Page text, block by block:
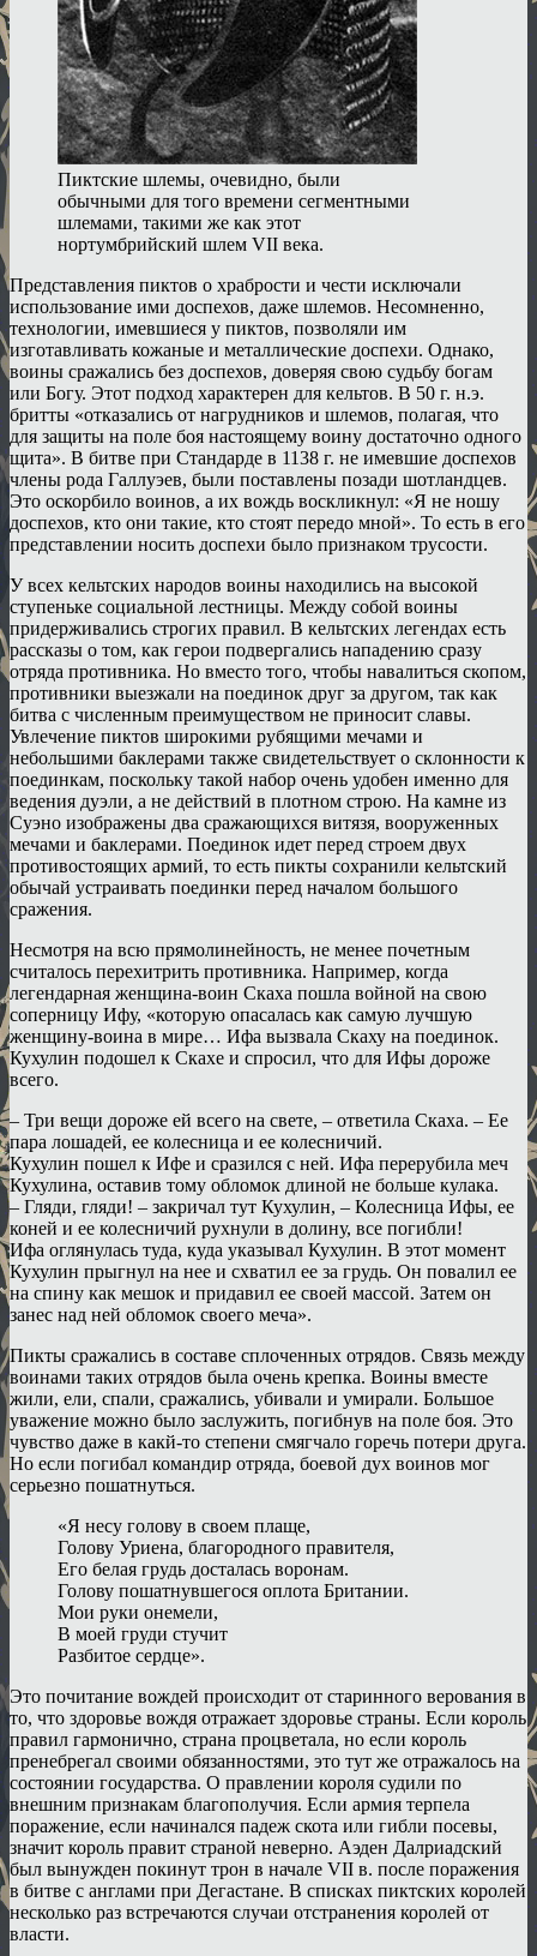
Пиктские шлемы, очевидно, были
обычными для того времени сегментными
шлемами, такими же как этот
нортумбрийский шлем VII века.
Представления пиктов о храбрости и чести исключали
использование ими доспехов, даже шлемов. Несомненно,
технологии, имевшиеся у пиктов, позволяли им
изготавливать кожаные и металлические доспехи. Однако,
воины сражались без доспехов, доверяя свою судьбу богам
или Богу. Этот подход характерен для кельтов. В 50 г. н.э.
бритты «отказались от нагрудников и шлемов, полагая, что
для защиты на поле боя настоящему воину достаточно одного
щита». В битве при Стандарде в 1138 г. не имевшие доспехов
члены рода Галлуэев, были поставлены позади шотландцев.
Это оскорбило воинов, а их вождь воскликнул: «Я не ношу
доспехов, кто они такие, кто стоят передо мной». То есть в его
представлении носить доспехи было признаком трусости.
У всех кельтских народов воины находились на высокой
ступеньке социальной лестницы. Между собой воины
придерживались строгих правил. В кельтских легендах есть
рассказы о том, как герои подвергались нападению сразу
отряда противника. Но вместо того, чтобы навалиться скопом,
противники выезжали на поединок друг за другом, так как
битва с численным преимуществом не приносит славы.
Увлечение пиктов широкими рубящими мечами и
небольшими баклерами также свидетельствует о склонности к
поединкам, поскольку такой набор очень удобен именно для
ведения дуэли, а не действий в плотном строю. На камне из
Суэно изображены два сражающихся витязя, вооруженных
мечами и баклерами. Поединок идет перед строем двух
противостоящих армий, то есть пикты сохранили кельтский
обычай устраивать поединки перед началом большого
сражения.
Несмотря на всю прямолинейность, не менее почетным
считалось перехитрить противника. Например, когда
легендарная женщина-воин Скаха пошла войной на свою
соперницу Ифу, «которую опасалась как самую лучшую
женщину-воина в мире… Ифа вызвала Скаху на поединок.
Кухулин подошел к Скахе и спросил, что для Ифы дороже
всего.
– Три вещи дороже ей всего на свете, – ответила Скаха. – Ее
пара лошадей, ее колесница и ее колесничий.
Кухулин пошел к Ифе и сразился с ней. Ифа перерубила меч
Кухулина, оставив тому обломок длиной не больше кулака.
– Гляди, гляди! – закричал тут Кухулин, – Колесница Ифы, ее
коней и ее колесничий рухнули в долину, все погибли!
Ифа оглянулась туда, куда указывал Кухулин. В этот момент
Кухулин прыгнул на нее и схватил ее за грудь. Он повалил ее
на спину как мешок и придавил ее своей массой. Затем он
занес над ней обломок своего меча».
Пикты сражались в составе сплоченных отрядов. Связь между
воинами таких отрядов была очень крепка. Воины вместе
жили, ели, спали, сражались, убивали и умирали. Большое
уважение можно было заслужить, погибнув на поле боя. Это
чувство даже в какй-то степени смягчало горечь потери друга.
Но если погибал командир отряда, боевой дух воинов мог
серьезно пошатнуться.
«Я несу голову в своем плаще,
Голову Уриена, благородного правителя,
Его белая грудь досталась воронам.
Голову пошатнувшегося оплота Британии.
Мои руки онемели,
В моей груди стучит
Разбитое сердце».
Это почитание вождей происходит от старинного верования в
то, что здоровье вождя отражает здоровье страны. Если король
правил гармонично, страна процветала, но если король
пренебрегал своими обязанностями, это тут же отражалось на
состоянии государства. О правлении короля судили по
внешним признакам благополучия. Если армия терпела
поражение, если начинался падеж скота или гибли посевы,
значит король правит страной неверно. Аэден Далриадский
был вынужден покинут трон в начале VII в. после поражения
в битве с англами при Дегастане. В списках пиктских королей
несколько раз встречаются случаи отстранения королей от
власти.